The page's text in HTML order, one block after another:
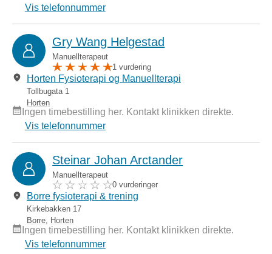
Vis telefonnummer
Gry Wang Helgestad
Manuellterapeut
1 vurdering
Horten Fysioterapi og Manuellterapi
Tollbugata 1
Horten
Ingen timebestilling her. Kontakt klinikken direkte.
Vis telefonnummer
Steinar Johan Arctander
Manuellterapeut
0 vurderinger
Borre fysioterapi & trening
Kirkebakken 17
Borre, Horten
Ingen timebestilling her. Kontakt klinikken direkte.
Vis telefonnummer